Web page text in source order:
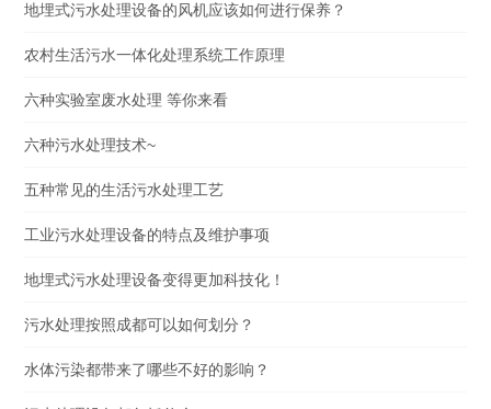
地埋式污水处理设备的风机应该如何进行保养？
农村生活污水一体化处理系统工作原理
六种实验室废水处理 等你来看
六种污水处理技术~
五种常见的生活污水处理工艺
工业污水处理设备的特点及维护事项
地埋式污水处理设备变得更加科技化！
污水处理按照成都可以如何划分？
水体污染都带来了哪些不好的影响？